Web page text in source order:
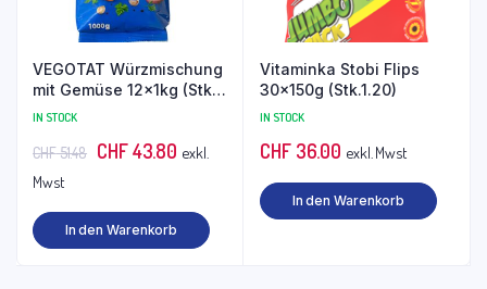
VEGOTAT Würzmischung
mit Gemüse 12x1kg (Stk.
3.65 statt 4.29)
IN STOCK
CHF51.48 Ursprünglicher
war:
CHF 51.48
CHF43.80 Aktueller
ist:
CHF 43.80.
exkl.
Mwst
In den Warenkorb
Vitaminka Stobi Flips
30x150g (Stk.1.20)
IN STOCK
CHF36.00 exkl. Mwst
In den Warenkorb